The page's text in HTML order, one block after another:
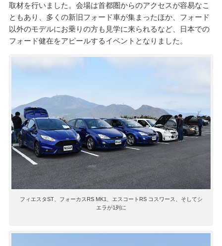
取材を行いました。会場は首都圏からのアクセスが容易なこ
ともあり、多くの新旧フォード車が集まったほか、フォード
以外のモデルにお乗りの方も見学に来られるなど、日本での
フォード健在をアピールするイベントとなりました。
フィエスタST、フォーカスRS MK1、エスコートRS コスワース、そしてシ
エラが1列に